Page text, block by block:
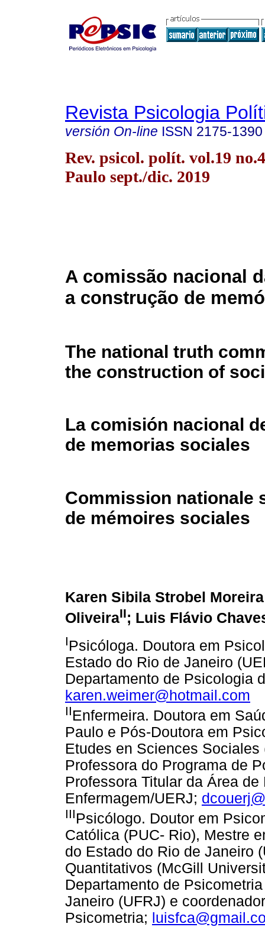
Revista Psicologia
versión On-line ISSN 2175-1390
Rev. psicol. polít. vol.19
Paulo sept./dic. 2019
A comissão nacional
a construção de
The national truth
the construction of
La comisión nacional
de memorias sociales
Commission nationale
de mémoires sociales
Karen Sibila Strobel
OliveiraII; Luis Flávio
IPsicóloga. Doutora em
Estado do Rio de Janeiro
Departamento de Psicologia
karen.weimer@hotmail.com
IIEnfermeira. Doutora em
Paulo e Pós-Doutora em
Etudes en Sciences
Professora do Programa de
Professora Titular da Área
Enfermagem/UERJ;
IIIPsicólogo. Doutor em
Católica (PUC- Rio), Mestre
do Estado do Rio de Janeiro
Quantitativos (McGill
Departamento de
Janeiro (UFRJ) e
Psicometria;